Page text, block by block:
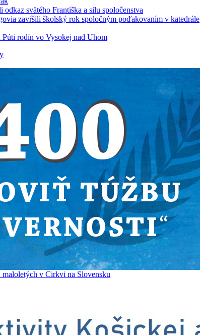
svätého Františka a silu spoločenstva
zavŕšili školský rok spoločným poďakovaním v katedrále
rodín vo Vysokej nad Uhom